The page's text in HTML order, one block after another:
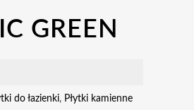
GREEN
do łazienki, Płytki kamienne